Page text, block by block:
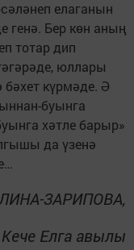
елаганын
генә. Бер көн аның
тотар дип
юллары
күрмәде. Ә
буынга
хәтле барыр»
да үзенә
ЗАРИПОВА,
Елга авылы